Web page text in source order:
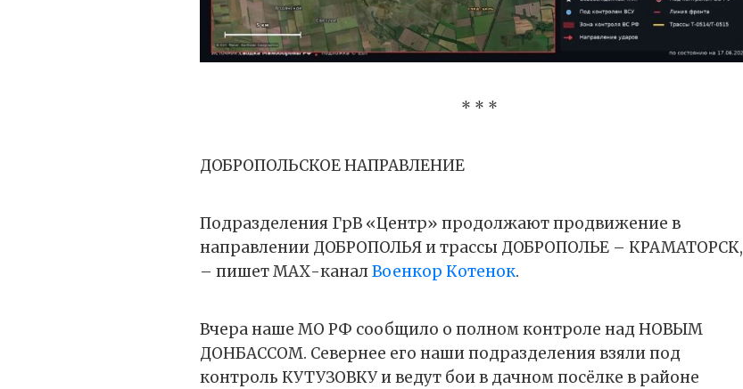
* * *
ДОБРОПОЛЬСКОЕ НАПРАВЛЕНИЕ
Подразделения ГрВ «Центр» продолжают продвижение в
направлении ДОБРОПОЛЬЯ и трассы ДОБРОПОЛЬЕ – КРАМАТОРСК,
– пишет МАХ-каналВоенкор Котенок.
Вчера наше МО РФ сообщило о полном контроле над НОВЫМ
ДОНБАССОМ. Севернее его наши подразделения взяли под
контроль КУТУЗОВКУ и ведут бои в дачном посёлке в районе